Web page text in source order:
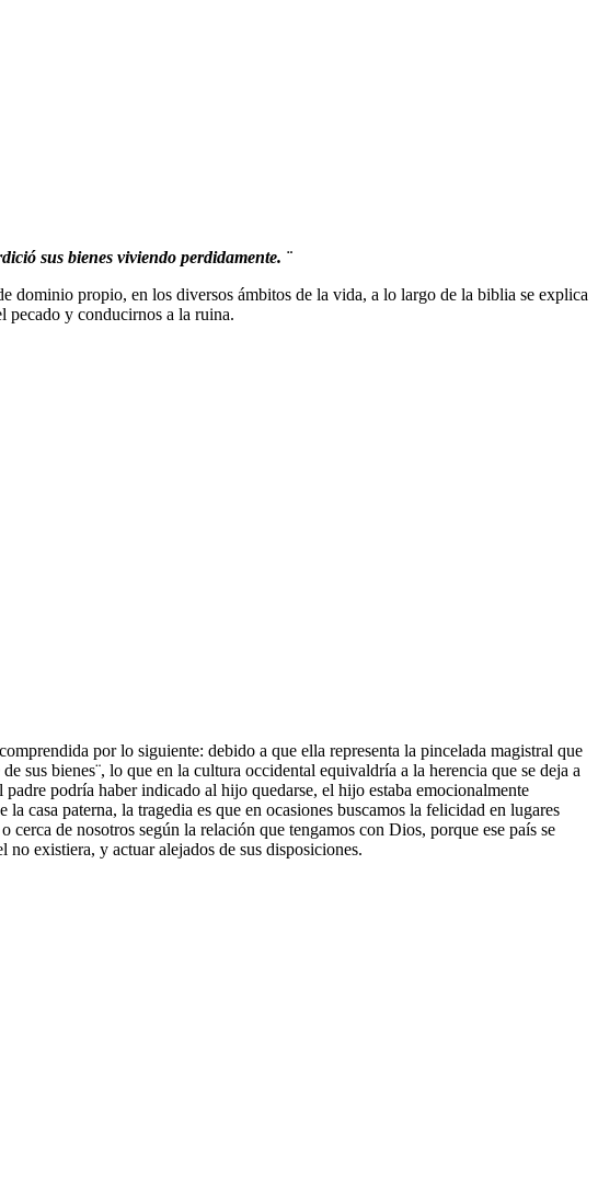
sus bienes viviendo perdidamente. ¨
dominio propio, en los diversos ámbitos de la vida, a lo largo de la biblia se explica
pecado y conducirnos a la ruina.
por lo siguiente: debido a que ella representa la pincelada magistral que
sus bienes¨, lo que en la cultura occidental equivaldría a la herencia que se deja a
podría haber indicado al hijo quedarse, el hijo estaba emocionalmente
casa paterna, la tragedia es que en ocasiones buscamos la felicidad en lugares
de nosotros según la relación que tengamos con Dios, porque ese país se
existiera, y actuar alejados de sus disposiciones.